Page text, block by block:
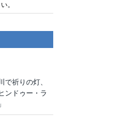
。
で祈りの灯、
ンドゥー・ラ